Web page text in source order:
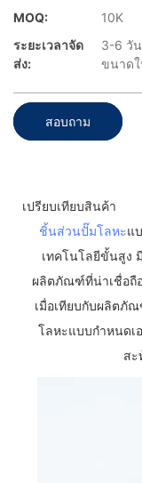
MOQ:
10K
ระยะเวลาจัด
ส่ง:
3-6 วั
ขนาด
สอบถาม
เปรียบเทียบสินค้า
ชิ้นส่วนปั๊มโลหะแ
เทคโนโลยีขั้นสูง
ผลิตภัณฑ์ที่น่าเชื่อถื
เมื่อเทียบกับผลิตภั
โลหะแบบกำหนดเ
สะ